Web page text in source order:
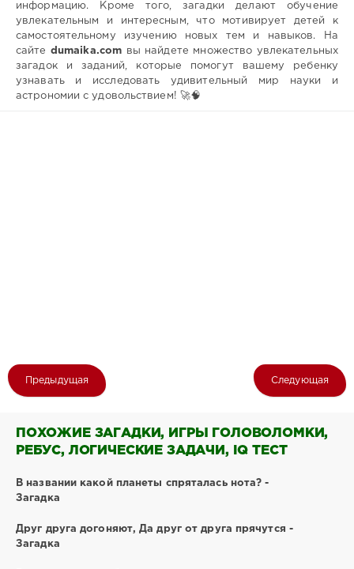
информацию. Кроме того, загадки делают обучение
увлекательным и интересным, что мотивирует детей к
самостоятельному изучению новых тем и навыков. На
сайте dumaika.com вы найдете множество увлекательных
загадок и заданий, которые помогут вашему ребенку
узнавать и исследовать удивительный мир науки и
астрономии с удовольствием! 🚀🧠
Предыдущая Следующая
ПОХОЖИЕ ЗАГАДКИ, ИГРЫ ГОЛОВОЛОМКИ,
РЕБУС, ЛОГИЧЕСКИЕ ЗАДАЧИ, IQ ТЕСТ
В названии какой планеты спряталась нота? -
Загадка
Друг друга догоняют, Да друг от друга прячутся -
Загадка